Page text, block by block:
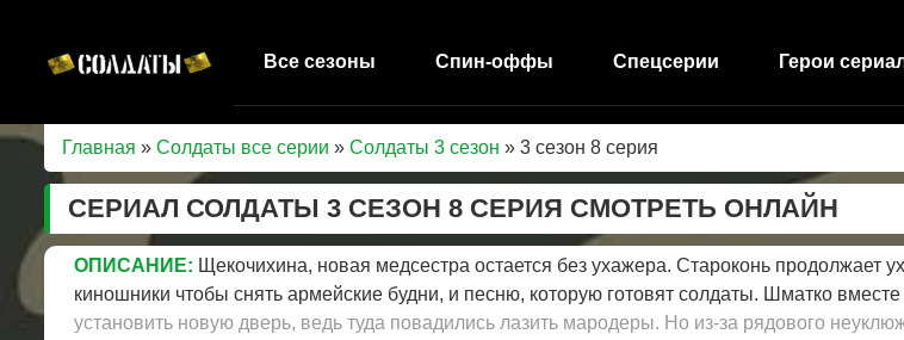
Все сезоны Спин-оффы Спецсерии Герои
Главная » Солдаты все серии » Солдаты 3 сезон » 3 сезон 8 серия
СЕРИАЛ СОЛДАТЫ 3 СЕЗОН 8 СЕРИЯ СМОТРЕТЬ ОНЛАЙН
ОПИСАНИЕ: Щекочихина, новая медсестра остается без ухажера. Староконь продолжает
киношники чтобы снять армейские будни, и песню, которую готовят солдаты. Шматко
установить новую дверь, ведь туда повадились лазить мародеры. Но из-за рядового